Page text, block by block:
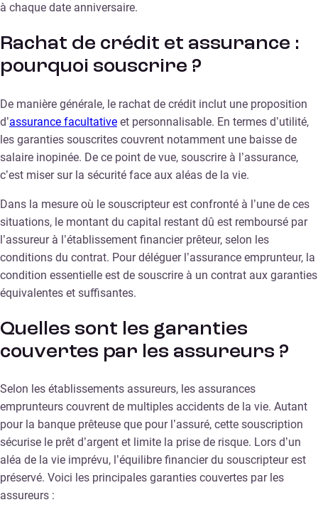
à chaque date anniversaire.
Rachat de crédit et assurance :
pourquoi souscrire ?
De manière générale, le rachat de crédit inclut une proposition
d’assurance facultative et personnalisable. En termes d’utilité,
les garanties souscrites couvrent notamment une baisse de
salaire inopinée. De ce point de vue, souscrire à l’assurance,
c’est miser sur la sécurité face aux aléas de la vie.
Dans la mesure où le souscripteur est confronté à l’une de ces
situations, le montant du capital restant dû est remboursé par
l’assureur à l’établissement financier prêteur, selon les
conditions du contrat. Pour déléguer l’assurance emprunteur, la
condition essentielle est de souscrire à un contrat aux garanties
équivalentes et suffisantes.
Quelles sont les garanties
couvertes par les assureurs ?
Selon les établissements assureurs, les assurances
emprunteurs couvrent de multiples accidents de la vie. Autant
pour la banque prêteuse que pour l’assuré, cette souscription
sécurise le prêt d’argent et limite la prise de risque. Lors d’un
aléa de la vie imprévu, l’équilibre financier du souscripteur est
préservé. Voici les principales garanties couvertes par les
assureurs :